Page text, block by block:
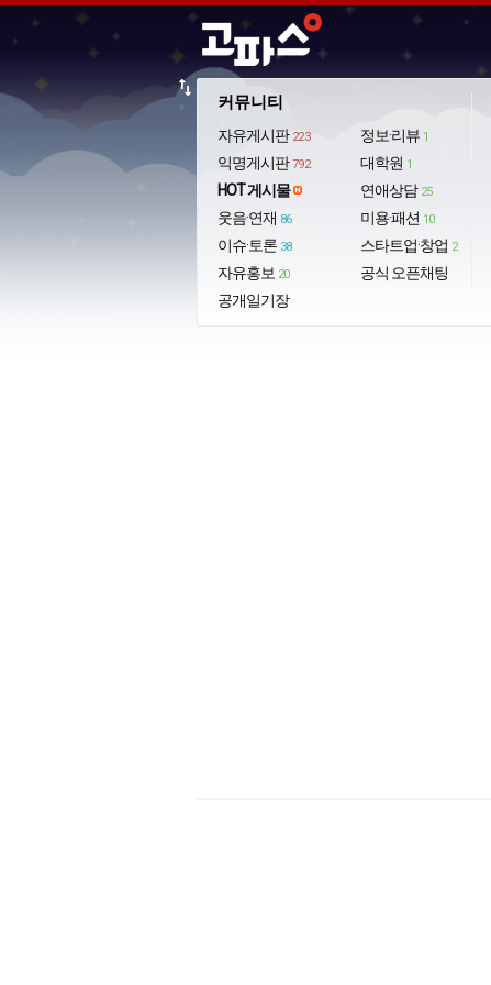
커뮤니티
자유게시판 223
익명게시판 792
HOT 게시물
웃음·연재 86
이슈·토론 38
자유홍보 20
공개일기장
정보·리뷰 1
대학원 1
연애상담 25
미용·패션 10
스타트업·창업 2
공식 오픈채팅
import_export